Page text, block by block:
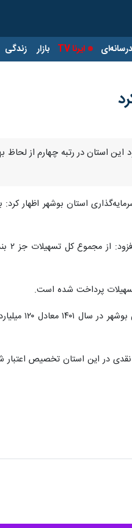
ایرنا TV بازار زندگی
این استان در رتبه چهارم از
رئیس سازمان